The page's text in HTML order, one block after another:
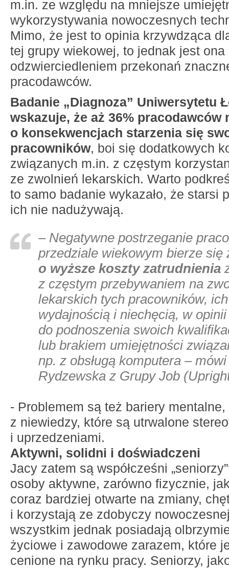
m.in. ze względu na mniejsze
wykorzystywania nowoczesnych
Mimo, że jest to opinia krzywdząca
tej grupy wiekowej, to jednak jest ona
odzwierciedleniem przekonań
pracodawców.
Badanie „Diagnoza” Uniwersytetu
wskazuje, że aż 36% pracodawców
o konsekwencjach starzenia się
pracowników, boi się dodatkowych
związanych m.in. z częstym
ze zwolnień lekarskich. Warto
to samo badanie wykazało, że starsi
ich nie nadużywają.
– Negatywne postrzeganie
przedziale wiekowym bierze
o wyższe koszty zatrudnienia
z częstym przebywaniem na
lekarskich tych pracowników,
wydajnością i niechęcią, w
do podnoszenia swoich
lub brakiem umiejętności
np. z obsługą komputera –
Rydzewska z Grupy Job
- Problemem są też bariery
z niewiedzy, które są utrwalone
i uprzedzeniami.
Aktywni, solidni i doświadczeni
Jacy zatem są współcześni
osoby aktywne, zarówno fizycznie,
coraz bardziej otwarte na zmiany,
i korzystają ze zdobyczy
wszystkim jednak posiadają
życiowe i zawodowe zarazem, które
cenione na rynku pracy. Seniorzy,